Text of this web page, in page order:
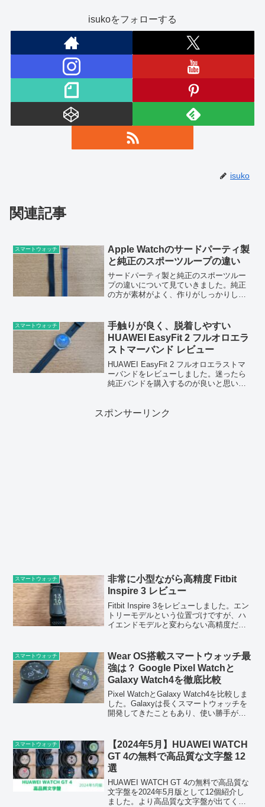
isukoをフォローする
isuko
関連記事
スマートウォッチ
Apple Watchのサードパーティ製
と純正のスポーツループの違い
サードパーティ製と純正のスポーツルー
プの違いについて見ていきました。純正
の方が素材がよく、作りがしっかりして
思います。
スマートウォッチ
手触りが良く、脱着しやすい
HUAWEI EasyFit 2 フルオロエラ
ストマーバンド レビュー
HUAWEI EasyFit 2 フルオロエラストマ
ーバンドをレビューしました。迷ったら
純正バンドを購入するのが良いと思いま
スポンサーリンク
スマートウォッチ
非常に小型ながら高精度 Fitbit
Inspire 3 レビュー
Fitbit Inspire 3をレビューしました。エン
トリーモデルという位置づけですが、ハ
イエンドモデルと変わらない高精度だと
スマートウォッチ
Wear OS搭載スマートウォッチ最
強は？ Google Pixel Watchと
Galaxy Watch4を徹底比較
Pixel WatchとGalaxy Watch4を比較しま
した。Galaxyは長くスマートウォッチを
開発してきたこともあり、使い勝手が良
スマートウォッチ
【2024年5月】HUAWEI WATCH
GT 4の無料で高品質な文字盤 12
選
HUAWEI WATCH GT 4の無料で高品質な
文字盤を2024年5月版として12個紹介し
ました。より高品質な文字盤が出てくる